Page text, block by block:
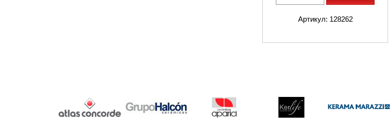
Артикул: 128262